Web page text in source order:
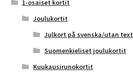
1-osaiset kortit
Joulukortit
Julkort på svenska/utan text
Suomenkieliset joulukortit
Kuukausirunokortit